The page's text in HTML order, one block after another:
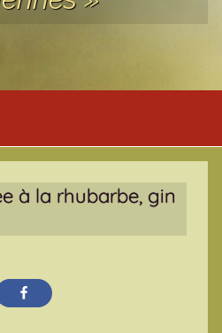
à la rhubarbe, gin